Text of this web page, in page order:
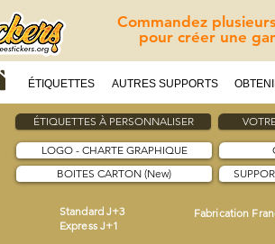
Commandez
pour créer une
ÉTIQUETTES AUTRES SUPPORTS
ÉTIQUETTES À PERSONNALISER
LOGO - CHARTE GRAPHIQUE
BOITES CARTON (New)
Standard J+3
Express J+1
Fabrication